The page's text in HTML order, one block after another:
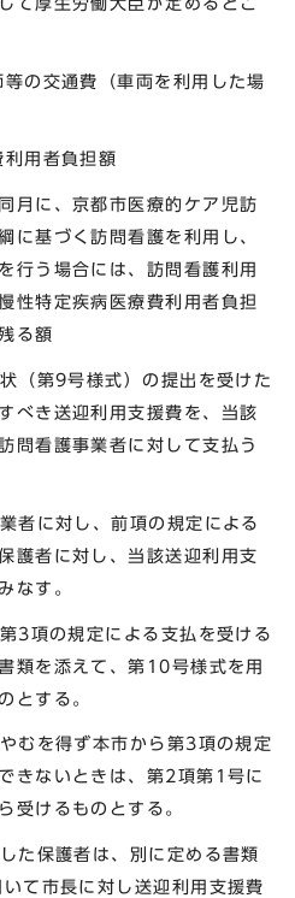
の交通費（車両を利用した場
用者負担額
月に、京都市医療的ケア児訪
に基づく訪問看護を利用し、
行う場合には、訪問看護利用
性特定疾病医療費利用者負担
る額
（第9号様式）の提出を受けた
べき送迎利用支援費を、当該
問看護事業者に対して支払う
者に対し、前項の規定による
護者に対し、当該送迎利用支
なす。
3項の規定による支払を受ける
類を添えて、第10号様式を用
とする。
むを得ず本市から第3項の規定
きないときは、第2項第1号に
受けるものとする。
た保護者は、別に定める書類
て市長に対し送迎利用支援費